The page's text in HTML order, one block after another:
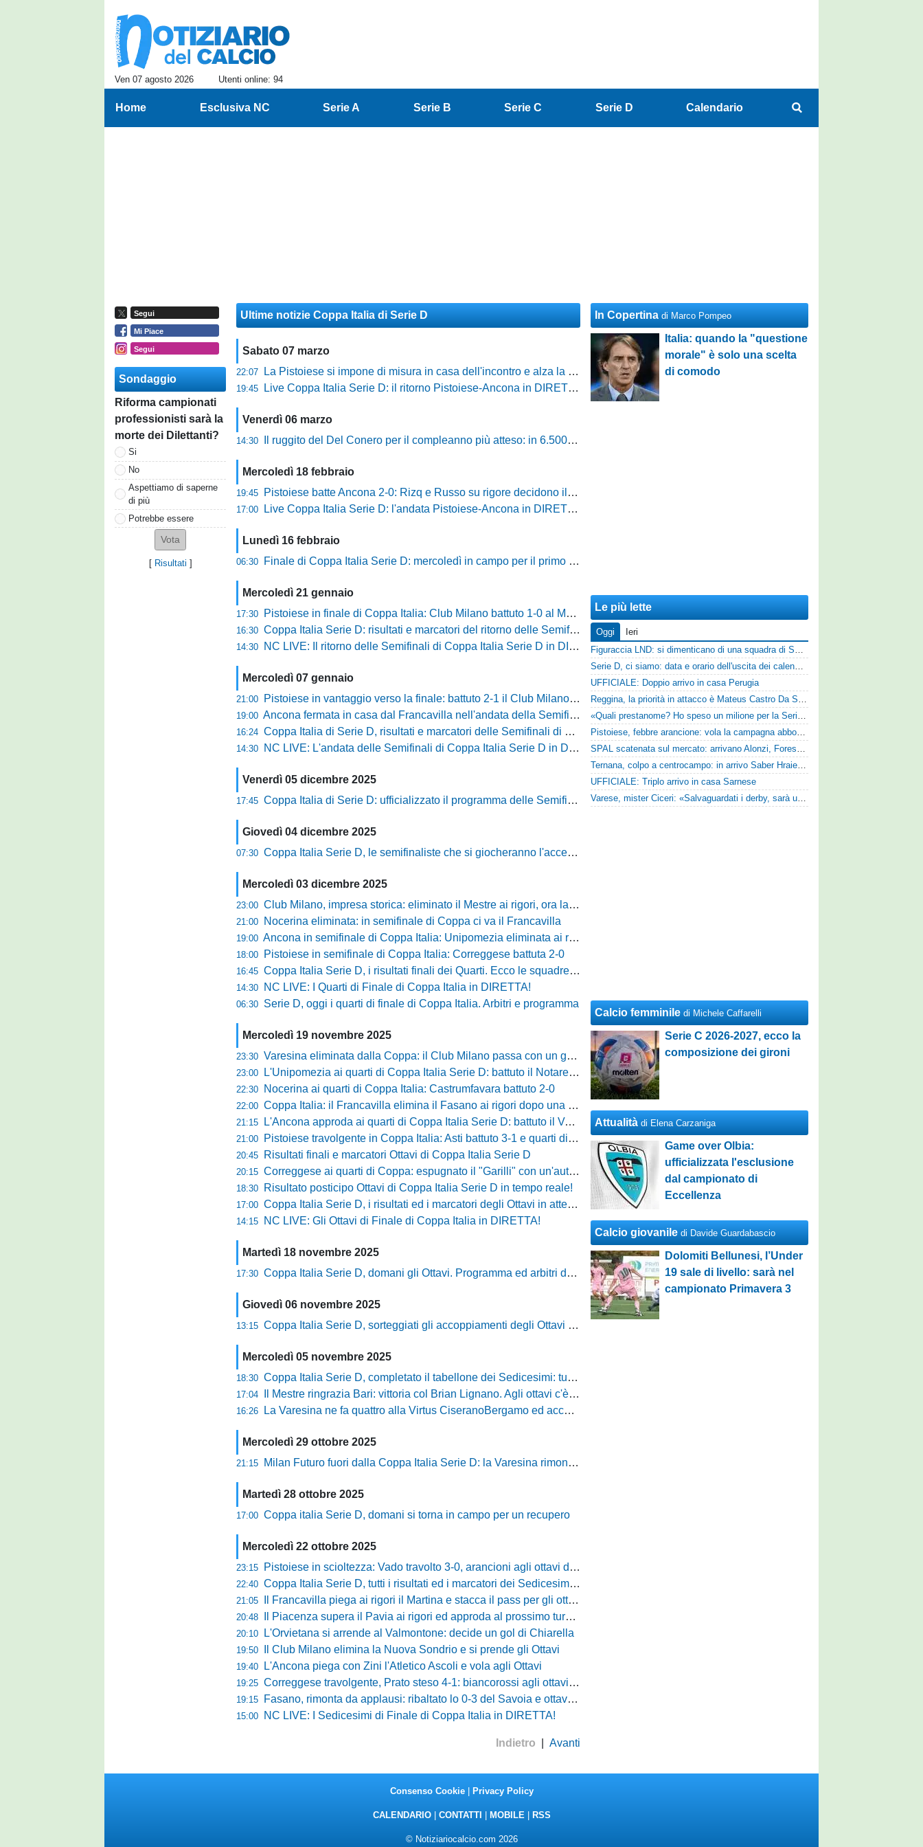
Ven 07 agosto 2026 Utenti online: 94
Home Esclusiva NC Serie A Serie B Serie C Serie D Calendario
Segui
Mi Piace
Segui
Sondaggio
Riforma campionati
professionisti sarà la
morte dei Dilettanti?
Si
No
Aspettiamo di saperne
di più
Potrebbe essere
[ Risultati ]
Ultime notizie Coppa Italia di Serie D
Sabato 07 marzo
22:07 La Pistoiese si impone di misura in casa dell'incontro e alza la Coppa Italia
19:45 Live Coppa Italia Serie D: il ritorno Pistoiese-Ancona in DIRETTA!
Venerdì 06 marzo
14:30 Il ruggito del Del Conero per il compleanno più atteso: in 6.500 per spingere l'Ancona verso il sogno "Double"
Mercoledì 18 febbraio
19:45 Pistoiese batte Ancona 2-0: Rizq e Russo su rigore decidono il match
17:00 Live Coppa Italia Serie D: l'andata Pistoiese-Ancona in DIRETTA!
Lunedì 16 febbraio
06:30 Finale di Coppa Italia Serie D: mercoledì in campo per il primo round
Mercoledì 21 gennaio
17:30 Pistoiese in finale di Coppa Italia: Club Milano battuto 1-0 al Melani
16:30 Coppa Italia Serie D: risultati e marcatori del ritorno delle Semifinali. Finalissima per big
14:30 NC LIVE: Il ritorno delle Semifinali di Coppa Italia Serie D in DIRETTA!
Mercoledì 07 gennaio
21:00 Pistoiese in vantaggio verso la finale: battuto 2-1 il Club Milano in Coppa Italia
19:00 Ancona fermata in casa dal Francavilla nell'andata della Semifinale di Coppa
16:24 Coppa Italia di Serie D, risultati e marcatori delle Semifinali di andata
14:30 NC LIVE: L'andata delle Semifinali di Coppa Italia Serie D in DIRETTA!
Venerdì 05 dicembre 2025
17:45 Coppa Italia di Serie D: ufficializzato il programma delle Semifinali
Giovedì 04 dicembre 2025
07:30 Coppa Italia Serie D, le semifinaliste che si giocheranno l'accesso alla finale
Mercoledì 03 dicembre 2025
23:00 Club Milano, impresa storica: eliminato il Mestre ai rigori, ora la semifinale di Coppa Italia
21:00 Nocerina eliminata: in semifinale di Coppa ci va il Francavilla
19:00 Ancona in semifinale di Coppa Italia: Unipomezia eliminata ai rigori
18:00 Pistoiese in semifinale di Coppa Italia: Correggese battuta 2-0
16:45 Coppa Italia Serie D, i risultati finali dei Quarti. Ecco le squadre semifinaliste
14:30 NC LIVE: I Quarti di Finale di Coppa Italia in DIRETTA!
06:30 Serie D, oggi i quarti di finale di Coppa Italia. Arbitri e programma
Mercoledì 19 novembre 2025
23:30 Varesina eliminata dalla Coppa: il Club Milano passa con un gol di Rigo
23:00 L'Unipomezia ai quarti di Coppa Italia Serie D: battuto il Notaresco
22:30 Nocerina ai quarti di Coppa Italia: Castrumfavara battuto 2-0
22:00 Coppa Italia: il Francavilla elimina il Fasano ai rigori dopo una rimonta thrilling
21:15 L'Ancona approda ai quarti di Coppa Italia Serie D: battuto il Valmontone dal dischetto
21:00 Pistoiese travolgente in Coppa Italia: Asti battuto 3-1 e quarti di finale conquistati
20:45 Risultati finali e marcatori Ottavi di Coppa Italia Serie D
20:15 Correggese ai quarti di Coppa: espugnato il "Garilli" con un'autorete, Narduzzo fenomenale
18:30 Risultato posticipo Ottavi di Coppa Italia Serie D in tempo reale!
17:00 Coppa Italia Serie D, i risultati ed i marcatori degli Ottavi in attesa del posticipo
14:15 NC LIVE: Gli Ottavi di Finale di Coppa Italia in DIRETTA!
Martedì 18 novembre 2025
17:30 Coppa Italia Serie D, domani gli Ottavi. Programma ed arbitri designati
Giovedì 06 novembre 2025
13:15 Coppa Italia Serie D, sorteggiati gli accoppiamenti degli Ottavi di Finale
Mercoledì 05 novembre 2025
18:30 Coppa Italia Serie D, completato il tabellone dei Sedicesimi: tutti i risultati ed i marcatori
17:04 Il Mestre ringrazia Bari: vittoria col Brian Lignano. Agli ottavi c'è l'Este
16:26 La Varesina ne fa quattro alla Virtus CiseranoBergamo ed accede agli Ottavi
Mercoledì 29 ottobre 2025
21:15 Milan Futuro fuori dalla Coppa Italia Serie D: la Varesina rimonta e vince
Martedì 28 ottobre 2025
17:00 Coppa italia Serie D, domani si torna in campo per un recupero
Mercoledì 22 ottobre 2025
23:15 Pistoiese in scioltezza: Vado travolto 3-0, arancioni agli ottavi di Coppa Italia
22:40 Coppa Italia Serie D, tutti i risultati ed i marcatori dei Sedicesimi giocati oggi
21:05 Il Francavilla piega ai rigori il Martina e stacca il pass per gli ottavi
20:48 Il Piacenza supera il Pavia ai rigori ed approda al prossimo turno di Coppa Italia
20:10 L'Orvietana si arrende al Valmontone: decide un gol di Chiarella
19:50 Il Club Milano elimina la Nuova Sondrio e si prende gli Ottavi
19:40 L'Ancona piega con Zini l'Atletico Ascoli e vola agli Ottavi
19:25 Correggese travolgente, Prato steso 4-1: biancorossi agli ottavi di Coppa Italia
19:15 Fasano, rimonta da applausi: ribaltato lo 0-3 del Savoia e ottavi conquistati ai rigori
15:00 NC LIVE: I Sedicesimi di Finale di Coppa Italia in DIRETTA!
Indietro |Avanti
In Copertina di Marco Pompeo
Italia: quando la "questione
morale" è solo una scelta
di comodo
Le più lette
Oggi
Ieri
Figuraccia LND: si dimenticano di una squadra di Serie D, è da rifare il programma Coppa Italia
Serie D, ci siamo: data e orario dell'uscita dei calendari ufficiali
UFFICIALE: Doppio arrivo in casa Perugia
Reggina, la priorità in attacco è Mateus Castro Da Silva: ore decisive per la fumata bianca
«Quali prestanome? Ho speso un milione per la Serie D»: Bandecchi rompe il silenzio sul futuro della Ternana
Pistoiese, febbre arancione: vola la campagna abbonamenti, superata quota 750 tessere
SPAL scatenata sul mercato: arrivano Alonzi, Foresta, Munaretto e Tobia
Ternana, colpo a centrocampo: in arrivo Saber Hraiech, per Scappini si attende l'accordo
UFFICIALE: Triplo arrivo in casa Sarnese
Varese, mister Ciceri: «Salvaguardati i derby, sarà un campionato avvincente»
Calcio femminile di Michele Caffarelli
Serie C 2026-2027, ecco la
composizione dei gironi
Attualità di Elena Carzaniga
Game over Olbia:
ufficializzata l'esclusione
dal campionato di
Eccellenza
Calcio giovanile di Davide Guardabascio
Dolomiti Bellunesi, l’Under
19 sale di livello: sarà nel
campionato Primavera 3
Consenso Cookie| Privacy Policy
CALENDARIO| CONTATTI MOBILE| RSS
© Notiziariocalcio.com 2026